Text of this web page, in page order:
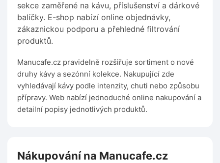
sekce zaměřené na kávu, příslušenství a dárkové
balíčky. E-shop nabízí online objednávky,
zákaznickou podporu a přehledné filtrování
produktů.
Manucafe.cz pravidelně rozšiřuje sortiment o nové
druhy kávy a sezónní kolekce. Nakupující zde
vyhledávají kávy podle intenzity, chuti nebo způsobu
přípravy. Web nabízí jednoduché online nakupování a
detailní popisy jednotlivých produktů.
Nákupování na Manucafe.cz